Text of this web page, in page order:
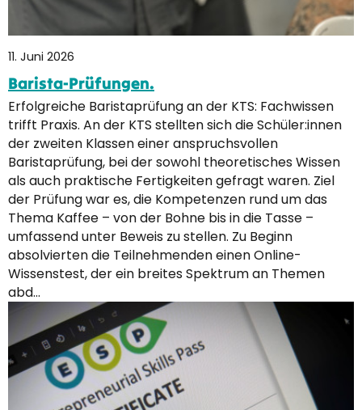
11. Juni 2026
Barista-Prüfungen.
Erfolgreiche Baristaprüfung an der KTS: Fachwissen
trifft Praxis. An der KTS stellten sich die Schüler:innen
der zweiten Klassen einer anspruchsvollen
Baristaprüfung, bei der sowohl theoretisches Wissen
als auch praktische Fertigkeiten gefragt waren. Ziel
der Prüfung war es, die Kompetenzen rund um das
Thema Kaffee – von der Bohne bis in die Tasse –
umfassend unter Beweis zu stellen. Zu Beginn
absolvierten die Teilnehmenden einen Online-
Wissenstest, der ein breites Spektrum an Themen
abd…